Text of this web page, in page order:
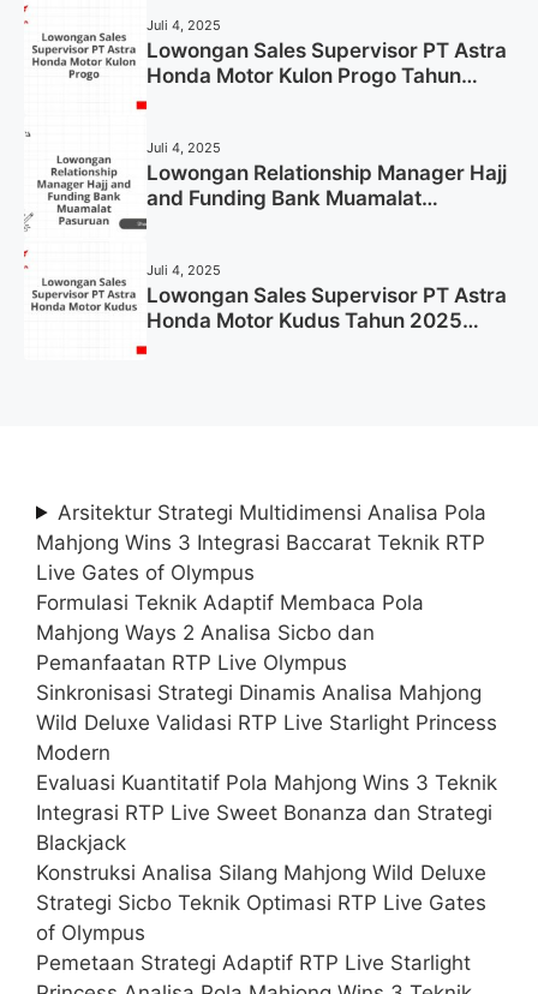
Juli 4, 2025
Lowongan Sales Supervisor PT Astra
Honda Motor Kulon Progo Tahun
Juli 4, 2025
Lowongan Relationship Manager Hajj
and Funding Bank Muamalat
Juli 4, 2025
Lowongan Sales Supervisor PT Astra
Honda Motor Kudus Tahun 2025
Arsitektur Strategi Multidimensi Analisa Pola
Mahjong Wins 3 Integrasi Baccarat Teknik RTP
Live Gates of Olympus
Formulasi Teknik Adaptif Membaca Pola
Mahjong Ways 2 Analisa Sicbo dan
Pemanfaatan RTP Live Olympus
Sinkronisasi Strategi Dinamis Analisa Mahjong
Wild Deluxe Validasi RTP Live Starlight Princess
Modern
Evaluasi Kuantitatif Pola Mahjong Wins 3 Teknik
Integrasi RTP Live Sweet Bonanza dan Strategi
Blackjack
Konstruksi Analisa Silang Mahjong Wild Deluxe
Strategi Sicbo Teknik Optimasi RTP Live Gates
of Olympus
Pemetaan Strategi Adaptif RTP Live Starlight